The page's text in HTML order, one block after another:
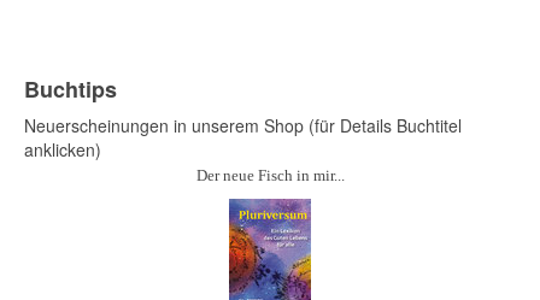
Buchtips
Neuerscheinungen in unserem Shop (für Details Buchtitel
anklicken)
Der neue Fisch in mir...